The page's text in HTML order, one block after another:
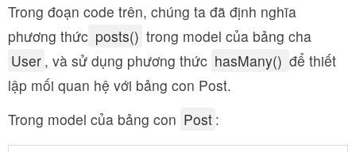
Trong đoạn code trên, chúng ta đã định nghĩa
phương thức posts() trong model của bảng cha
User , và sử dụng phương thức hasMany() để thiết
lập mối quan hệ với bảng con Post.
Trong model của bảng con Post :